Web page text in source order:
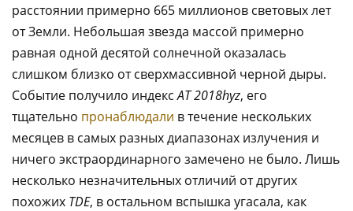
расстоянии примерно 665 миллионов световых лет
от Земли. Небольшая звезда массой примерно
равная одной десятой солнечной оказалась
слишком близко от сверхмассивной черной дыры.
Событие получило индексAT 2018hyz, его
тщательно пронаблюдали в течение нескольких
месяцев в самых разных диапазонах излучения и
ничего экстраординарного замечено не было. Лишь
несколько незначительных отличий от других
похожих TDE, в остальном вспышка угасала, как